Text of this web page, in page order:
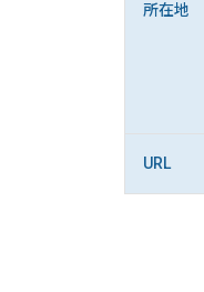
所在地
URL